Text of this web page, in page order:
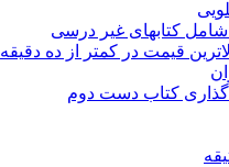
کتابهای غیر درسی
قیمت در کمتر از ده دقیقه
کتاب دست دوم